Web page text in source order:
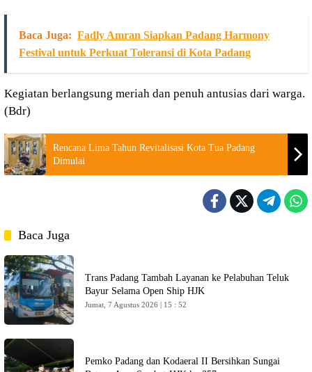
Baca Juga: Fadly Amran Siapkan Padang Harmony
Festival untuk Perkuat Toleransi di Kota Padang
Kegiatan berlangsung meriah dan penuh antusias dari warga.
(Bdr)
Rencana Lima Tahun Revitalisasi Kota Tua Padang
Dimulai
Baca Juga
Trans Padang Tambah Layanan ke Pelabuhan Teluk
Bayur Selama Open Ship HJK
Jumat, 7 Agustus 2026 | 15 : 52
Pemko Padang dan Kodaeral II Bersihkan Sungai